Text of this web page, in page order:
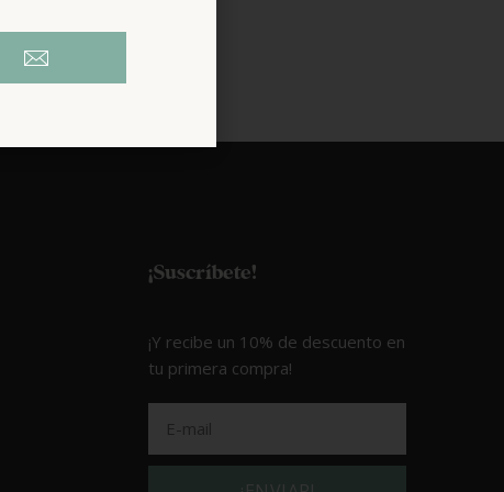
¡Suscríbete!
¡Y recibe un 10% de descuento en
tu primera compra!